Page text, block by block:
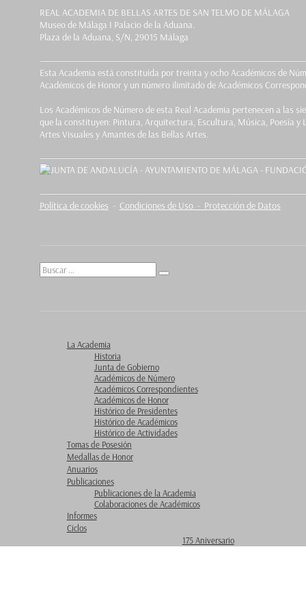
REAL ACADEMIA DE BELLAS ARTES DE SAN TELMO DE MÁLAGA
Museo de Málaga I Palacio de la Aduana.
Plaza de la Aduana, S/N, 29015 Málaga
Esta Academia está constituida por treinta y ocho Académicos de
Académicos de Honor y un número ilimitado de Académicos
Los Académicos de Número de esta Real Academia pertenecen a las
que la constituyen: Pintura, Arquitectura, Escultura, Música, Poesía y
Artes Visuales y Amantes de las Bellas Artes.
Política de cookies - Condiciones de Uso - Protección de Datos
Buscar
por:
Buscar
La Academia
Historia
Junta de Gobierno
Académicos de Número
Académicos Correspondientes
Académicos de Honor
Histórico de Presidentes
Histórico de Académicos
Histórico de Actividades
Tomas de Posesión
Medallas de Honor
Anuarios
Publicaciones
Publicaciones de la Academia
Colaboraciones de Académicos
Informes
Ciclos
175 Aniversario